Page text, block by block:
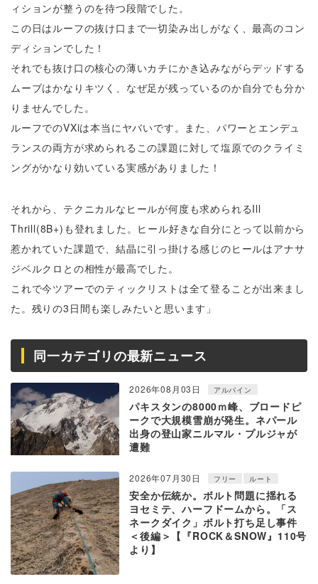
ィションが整うのを待つ段階でした。
この日はルーフの抜け口まで一切染み出しがなく、最高のコン
ディションでした！
それでも抜け口の核心の薄いカチにかき込みながらデッドする
ムーブはかなりキツく、なぜ足が残っているのか自分でも分か
りませんでした。
ルーフでのVXiは本当にヤバいです。また、パワーとエンデュ
ランスの両方が求められるこの課題に対して塩原でのクライミ
ングがかなり効いている実感がありました！
それから、テクニカルなヒールが何度も求められるIll
Thrill(8B+)も登れました。ヒール好きな自分にとって以前から
惹かれていた課題で、結晶に引っ掛ける感じのヒールはアナサ
ジベルクロとの相性が最高でした。
これで今ツアーでのティックリストは全て登ることが出来まし
た。残りの3日間も楽しみたいと思います」
同一カテゴリの最新ニュース
2026年08月03日 アルパイン
パキスタンの8000ｍ峰、ブロードピ
ークで大規模雪崩が発生。ネパール
出身の登山家ニルマル・プルジャが
遭難
2026年07月30日 フリー ルート
安全か伝統か。ボルト問題に揺れる
ヨセミテ、ハーフドームから。「ス
ネークダイク」ボルト打ち足し事件
＜後編＞【『ROCK＆SNOW』110号
より】